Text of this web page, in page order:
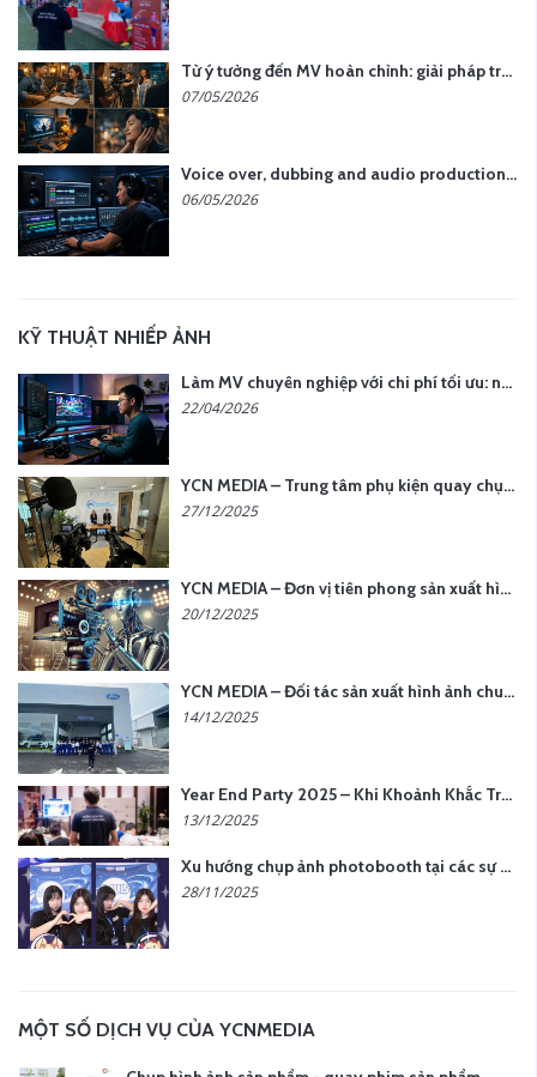
Từ ý tưởng đến MV hoàn chỉnh: giải pháp trọn gói tại YCN Media
07/05/2026
Voice over, dubbing and audio production services in Vietnam for global content
06/05/2026
KỸ THUẬT NHIẾP ẢNH
Làm MV chuyên nghiệp với chi phí tối ưu: nên chọn quay thực tế hay video AI?
22/04/2026
YCN MEDIA – Trung tâm phụ kiện quay chụp tại Hà Nội
27/12/2025
YCN MEDIA – Đơn vị tiên phong sản xuất hình ảnh & âm thanh bằng AI tại Hà Nội
20/12/2025
YCN MEDIA – Đối tác sản xuất hình ảnh chuyên nghiệp cho doanh nghiệp tại Hà Nội
14/12/2025
Year End Party 2025 – Khi Khoảnh Khắc Trở Thành Dấu Ấn | Gói Ưu Đãi Tháng 12 Từ YCN Media
13/12/2025
Xu hướng chụp ảnh photobooth tại các sự kiện hiện nay
28/11/2025
MỘT SỐ DỊCH VỤ CỦA YCNMEDIA